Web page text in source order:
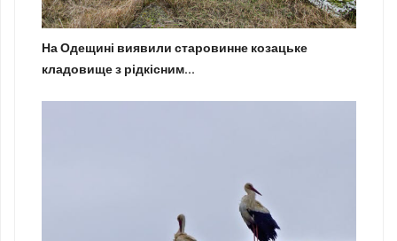
На Одещині виявили старовинне козацьке
кладовище з рідкісним...